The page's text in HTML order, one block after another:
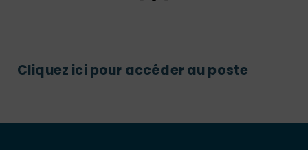
Cliquez ici pour accéder au poste